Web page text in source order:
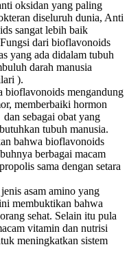
oksidan yang paling
diseluruh dunia, Anti
sangat lebih baik
dari bioflavonoids
yang ada didalam tubuh
darah manusia
).
bioflavonoids mengandung
memberbaiki hormon
sebagai obat yang
tubuh manusia.
bahwa bioflavonoids
berbagai macam
sama dengan setara
asam amino yang
membuktikan bahwa
sehat. Selain itu pula
vitamin dan nutrisi
meningkatkan sistem